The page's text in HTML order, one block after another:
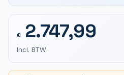
€2.747,99
Incl. BTW